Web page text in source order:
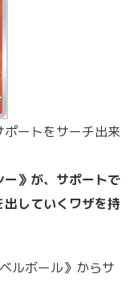
ポートをサーチ出来
》が、サポートで
していくワザを持
ルボール》からサ